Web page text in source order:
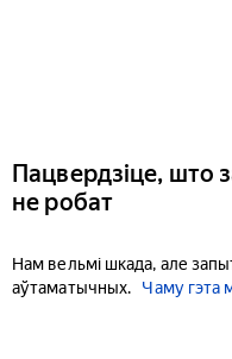
Пацвердзіце, што
не робат
Нам вельмі шкада, але
аўтаматычных.
Чаму гэта